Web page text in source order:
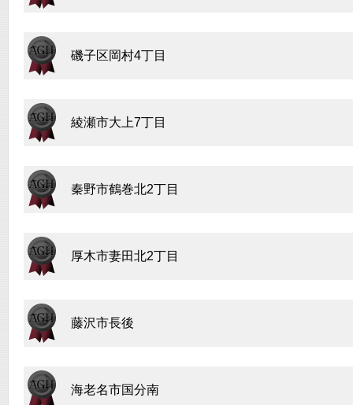
磯子区岡村4丁目
綾瀬市大上7丁目
秦野市鶴巻北2丁目
厚木市妻田北2丁目
藤沢市長後
海老名市国分南